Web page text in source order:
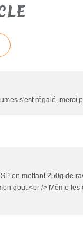
s'est régalé, merci
en mettant 250g de
gout.<br /> Même